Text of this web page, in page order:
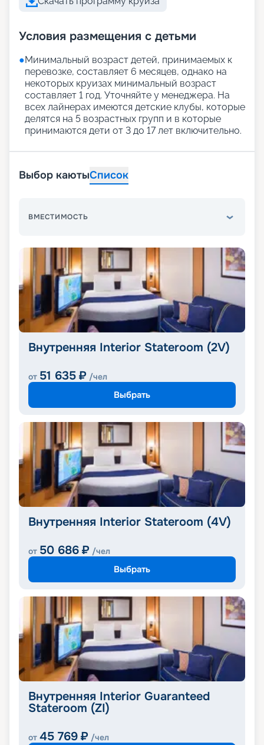
Условия размещения с детьми
●Минимальный возраст детей, принимаемых к
перевозке, составляет 6 месяцев, однако на
некоторых круизах минимальный возраст
составляет 1 год. Уточняйте у менеджера. На
всех лайнерах имеются детские клубы, которые
делятся на 5 возрастных групп и в которые
принимаются дети от 3 до 17 лет включительно.
Выбор каютыСписок
ВМЕСТИМОСТЬ
Внутренняя Interior Stateroom (2V)
от 51 635 ₽ /чел
Выбрать
Внутренняя Interior Stateroom (4V)
от 50 686 ₽ /чел
Выбрать
Внутренняя Interior Guaranteed
Stateroom (ZI)
от 45 769 ₽ /чел